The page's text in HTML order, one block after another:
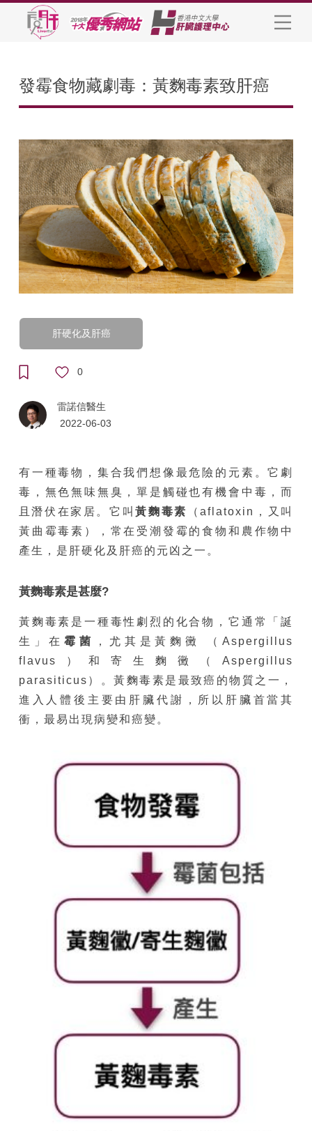
發霉食物藏劇毒：黃麴毒素致肝癌
肝硬化及肝癌
0
雷諾信醫生
2022-06-03
有一種毒物，集合我們想像最危險的元素。它劇
毒，無色無味無臭，單是觸碰也有機會中毒，而
且潛伏在家居。它叫黃麴毒素
（aflatoxin，又叫
黃曲霉毒素），常在受潮發霉的食物和農作物中
產生，是肝硬化及肝癌的元凶之一。
黃麴毒素是甚麼?
黃麴毒素是一種毒性劇烈的化合物，它通常「誕
生」在霉菌
，尤其是黃麴黴 （Aspergillus
flavus）和寄生麴黴（Aspergillus
parasiticus）。黃麴毒素是最致癌的物質之一，
進入人體後主要由肝臟代謝，所以肝臟首當其
衝，最易出現病變和癌變。